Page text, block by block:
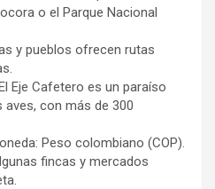
o el Parque Nacional
y pueblos ofrecen rutas
Eje Cafetero es un paraíso
con más de 300
Peso colombiano (COP).
fincas y mercados